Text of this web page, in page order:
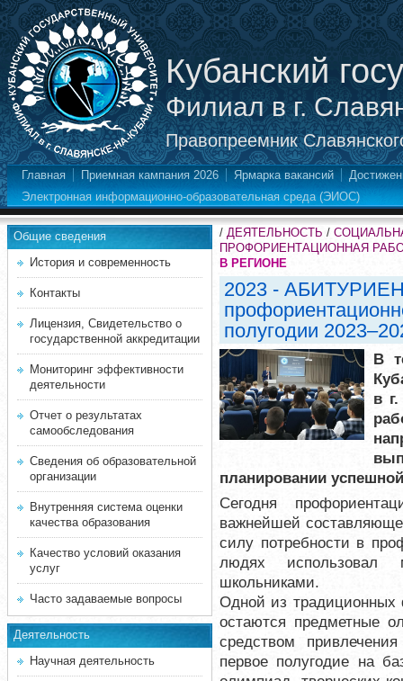
Кубанский
Филиал в г.
Правопреемник
Главная Приемная кампания 2026 Ярмарка вакансий
Электронная информационно-образовательная среда (ЭИОС)
Общие сведения
История и современность
Контакты
Лицензия, Свидетельство о
государственной аккредитации
Мониторинг эффективности
деятельности
Отчет о результатах
самообследования
Сведения об образовательной
организации
Внутренняя система оценки
качества образования
Качество условий оказания
услуг
Часто задаваемые вопросы
Деятельность
Научная деятельность
/ ДЕЯТЕЛЬНОСТЬ /
ПРОФОРИЕНТАЦИОННАЯ
В РЕГИОНЕ
2023 -
полугодии
В
в
планировании
Сегодня
важнейшей
силу потребности в
людях использовал
школьниками.
Одной из традиционных
остаются предметные
средством
первое полугодие на